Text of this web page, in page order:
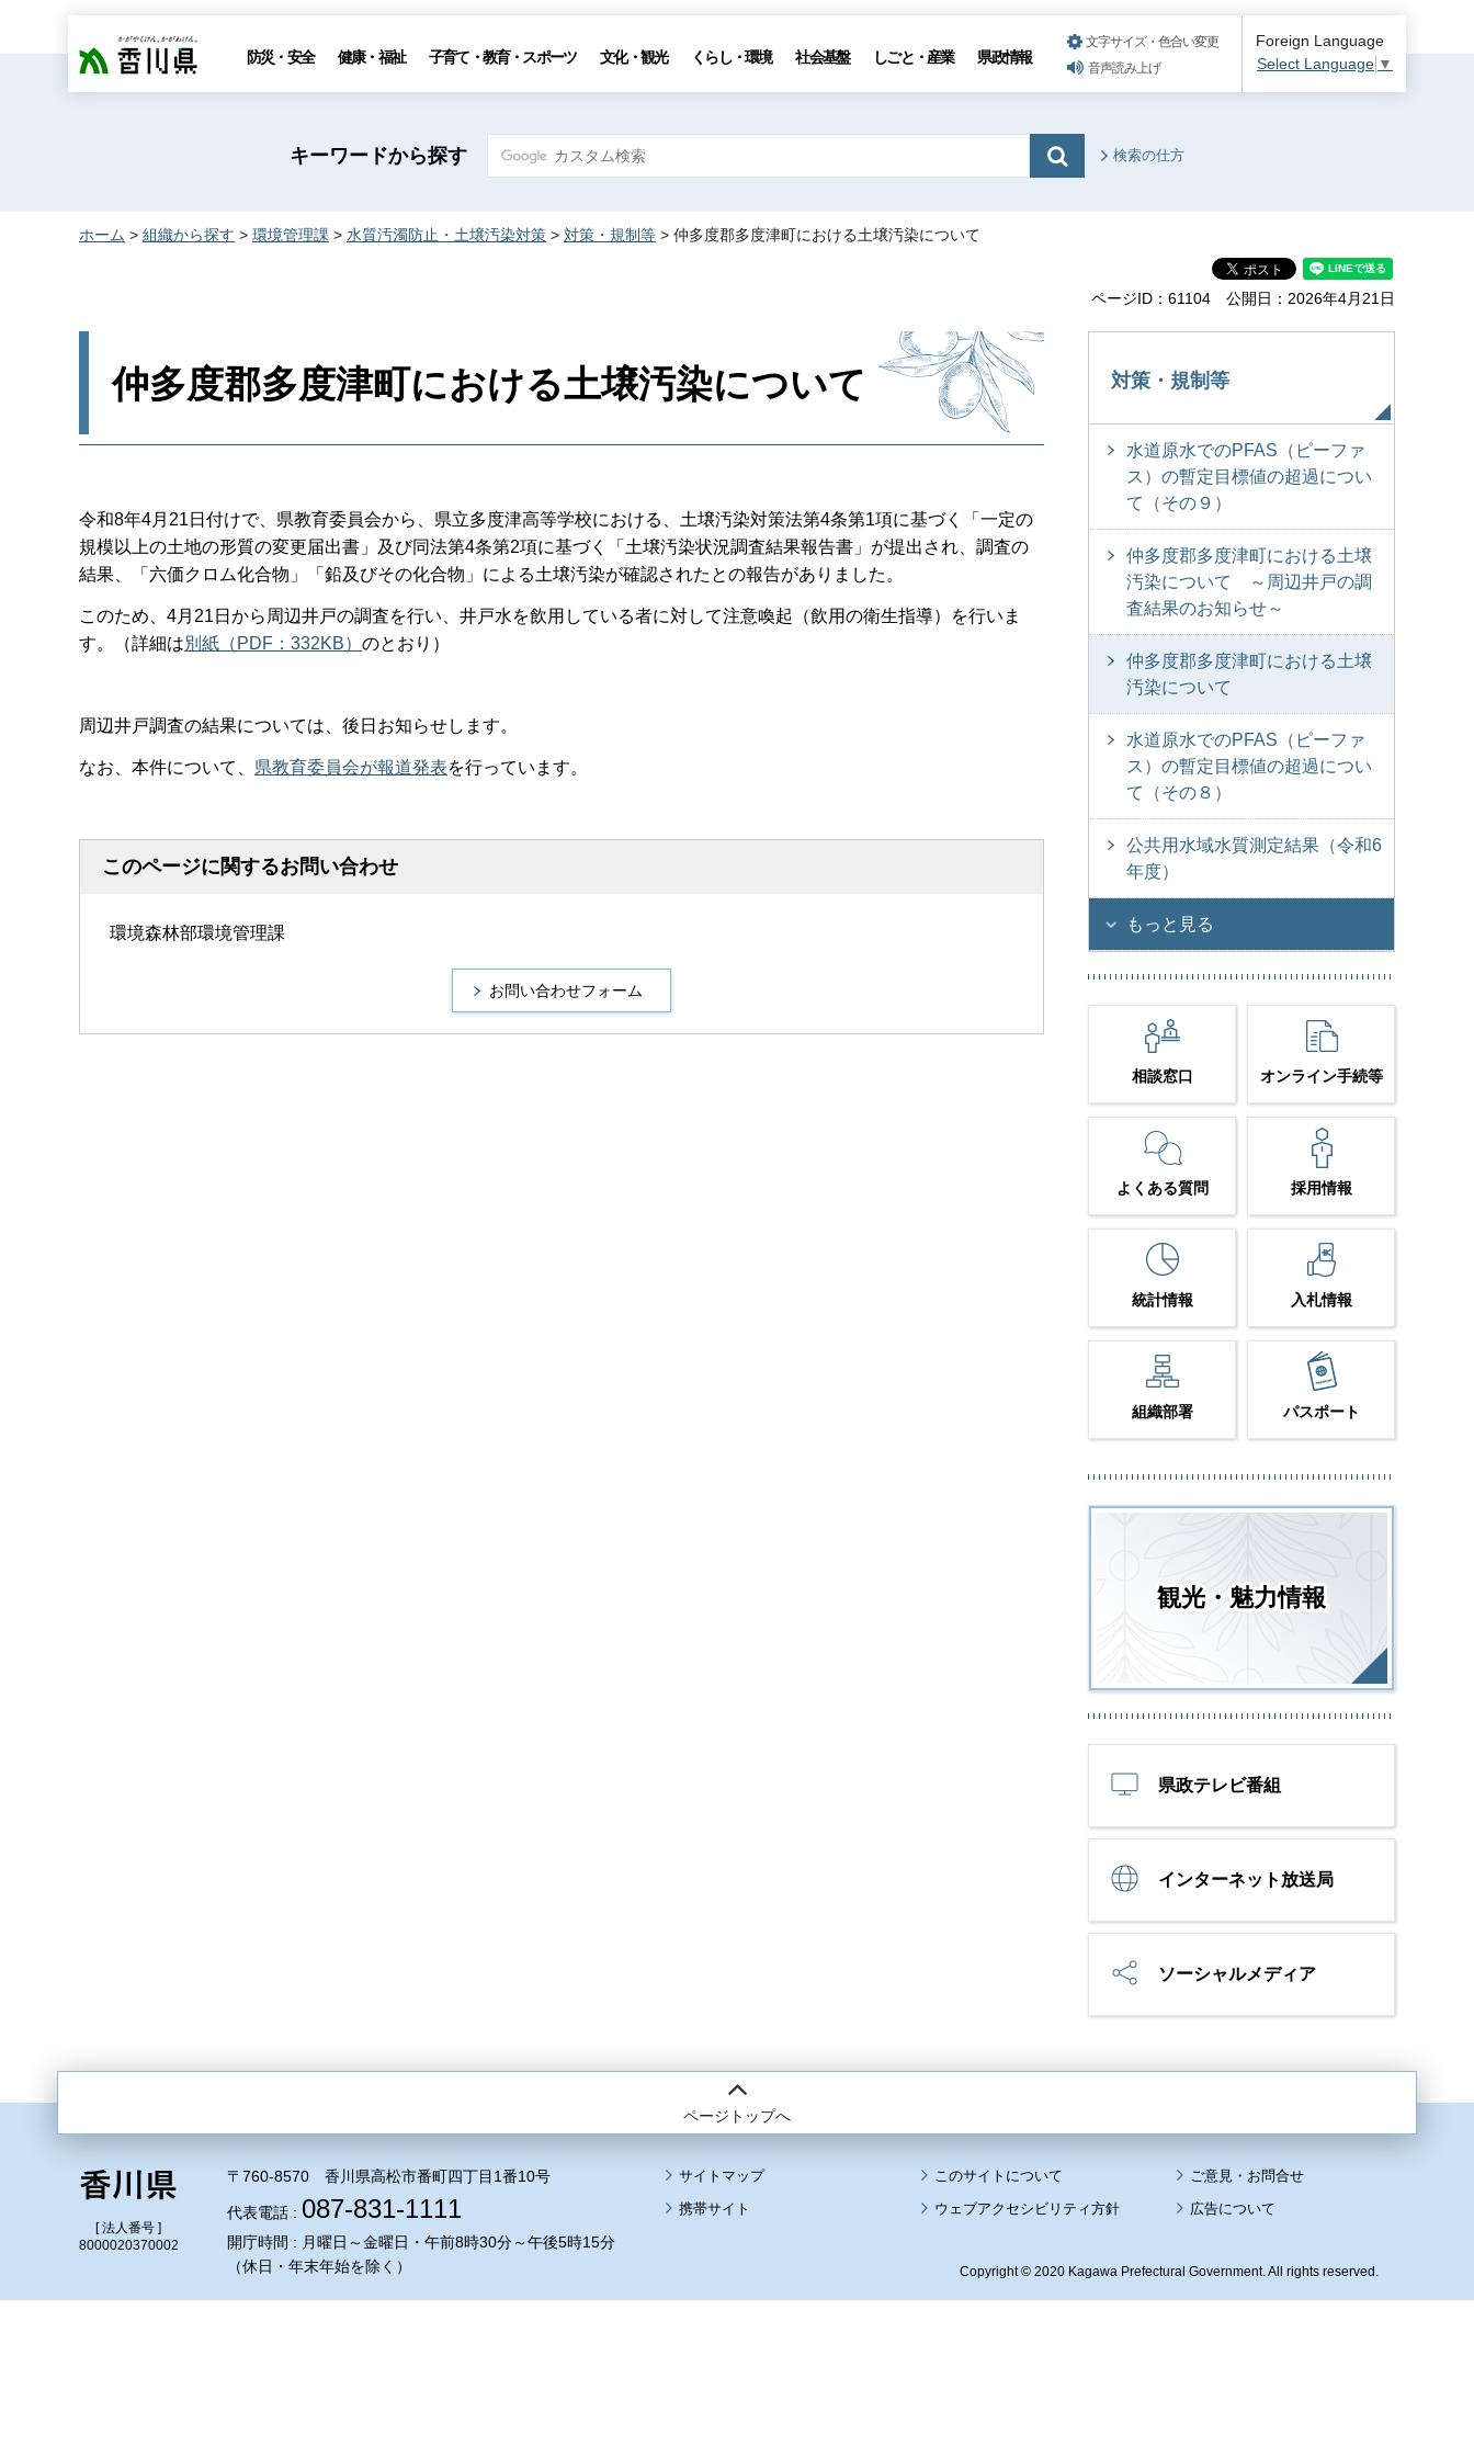
香川県 防災・安全 健康・福祉 子育て・教育・スポーツ 文化・観光 くらし・環境 社会基盤 しごと・産業 県政情報
文字サイズ・色合い変更
音声読み上げ
Foreign Language
Select Language ▼
キーワードから探す 検索の仕方
ホーム > 組織から探す > 環境管理課 > 水質汚濁防止・土壌汚染対策 > 対策・規制等 > 仲多度郡多度津町における土壌汚染について
ページID：61104 公開日：2026年4月21日
仲多度郡多度津町における土壌汚染について
令和8年4月21日付けで、県教育委員会から、県立多度津高等学校における、土壌汚染対策法第4条第1項に基づく「一定の
規模以上の土地の形質の変更届出書」及び同法第4条第2項に基づく「土壌汚染状況調査結果報告書」が提出され、調査の
結果、「六価クロム化合物」「鉛及びその化合物」による土壌汚染が確認されたとの報告がありました。
このため、4月21日から周辺井戸の調査を行い、井戸水を飲用している者に対して注意喚起（飲用の衛生指導）を行いま
す。（詳細は別紙（PDF：332KB） のとおり）
周辺井戸調査の結果については、後日お知らせします。
なお、本件について、 県教育委員会が報道発表を行っています。
このページに関するお問い合わせ
環境森林部環境管理課
対策・規制等
水道原水でのPFAS（ピーファ
ス）の暫定目標値の超過につい
て（その９）
仲多度郡多度津町における土壌
汚染について ～周辺井戸の調
査結果のお知らせ～
仲多度郡多度津町における土壌
汚染について
水道原水でのPFAS（ピーファ
ス）の暫定目標値の超過につい
て（その８）
公共用水域水質測定結果（令和6
年度）
もっと見る
相談窓口 オンライン手続等
よくある質問 採用情報
統計情報 入札情報
組織部署 パスポート
観光・魅力情報
県政テレビ番組
インターネット放送局
ソーシャルメディア
ページトップへ
[ 法人番号 ]
8000020370002
〒760-8570 香川県高松市番町四丁目1番10号
代表電話 : 087-831-1111
開庁時間 : 月曜日～金曜日・午前8時30分～午後5時15分
（休日・年末年始を除く）
サイトマップ
このサイトについて
携帯サイト
ウェブアクセシビリティ方針 広告について
Copyright © 2020 Kagawa Prefectural Government. All rights reserved.